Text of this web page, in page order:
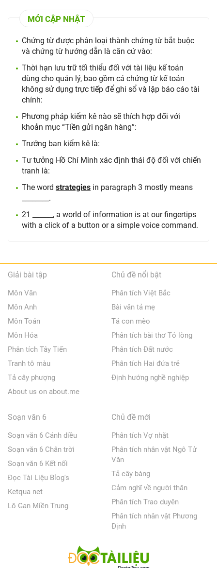
MỚI CẬP NHẬT
Chứng từ được phân loại thành chứng từ bắt buộc
và chứng từ hướng dẫn là căn cứ vào:
Thời hạn lưu trữ tối thiểu đối với tài liệu kế toán
dùng cho quản lý, bao gồm cả chứng từ kế toán
không sử dụng trực tiếp để ghi sổ và lập báo cáo tài
chính:
Phương pháp kiểm kê nào sẽ thích hợp đối với
khoản mục “Tiền gửi ngân hàng”:
Trưởng ban kiểm kê là:
Tư tưởng Hồ Chí Minh xác định thái độ đối với chiến
tranh là:
The word strategies in paragraph 3 mostly means
________.
21 ______, a world of information is at our fingertips
with a click of a button or a simple voice command.
Giải bài tập
Môn Văn
Môn Anh
Môn Toán
Môn Hóa
Phân tích Tây Tiến
Tranh tô màu
Tả cây phượng
About us on about.me
Chủ đề nổi bật
Phân tích Việt Bắc
Bài văn tả mẹ
Tả con mèo
Phân tích bài thơ Tỏ lòng
Phân tích Đất nước
Phân tích Hai đứa trẻ
Định hướng nghề nghiệp
Soạn văn 6
Soạn văn 6 Cánh diều
Soạn văn 6 Chân trời
Soạn văn 6 Kết nối
Đọc Tài Liệu Blog's
Ketqua net
Lô Gan Miền Trung
Chủ đề mới
Phân tích Vợ nhặt
Phân tích nhân vật Ngô Tử
Văn
Tả cây bàng
Cảm nghĩ về người thân
Phân tích Trao duyên
Phân tích nhân vật Phương
Định